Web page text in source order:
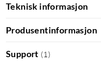
Lading og ladetid
Input:
Output:
Teknisk informasjon
Produsentinformasjon
Support (1 )